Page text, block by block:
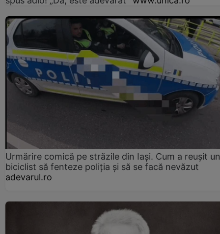
Urmărire comică pe străzile din Iași. Cum a reușit un
biciclist să fenteze poliția și să se facă nevăzut
adevarul.ro